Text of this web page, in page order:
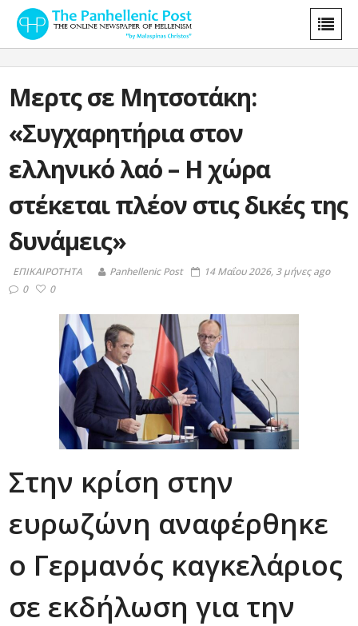
Μερτς σε Μητσοτάκη:
«Συγχαρητήρια στον
ελληνικό λαό – Η χώρα
στέκεται πλέον στις δικές της
δυνάμεις»
ΕΠΙΚΑΙΡΟΤΗΤΑ Panhellenic Post
14 Μαΐου 2026, 3 μήνες ago
0
0
Στην κρίση στην
ευρωζώνη αναφέρθηκε
ο Γερμανός καγκελάριος
σε εκδήλωση για την